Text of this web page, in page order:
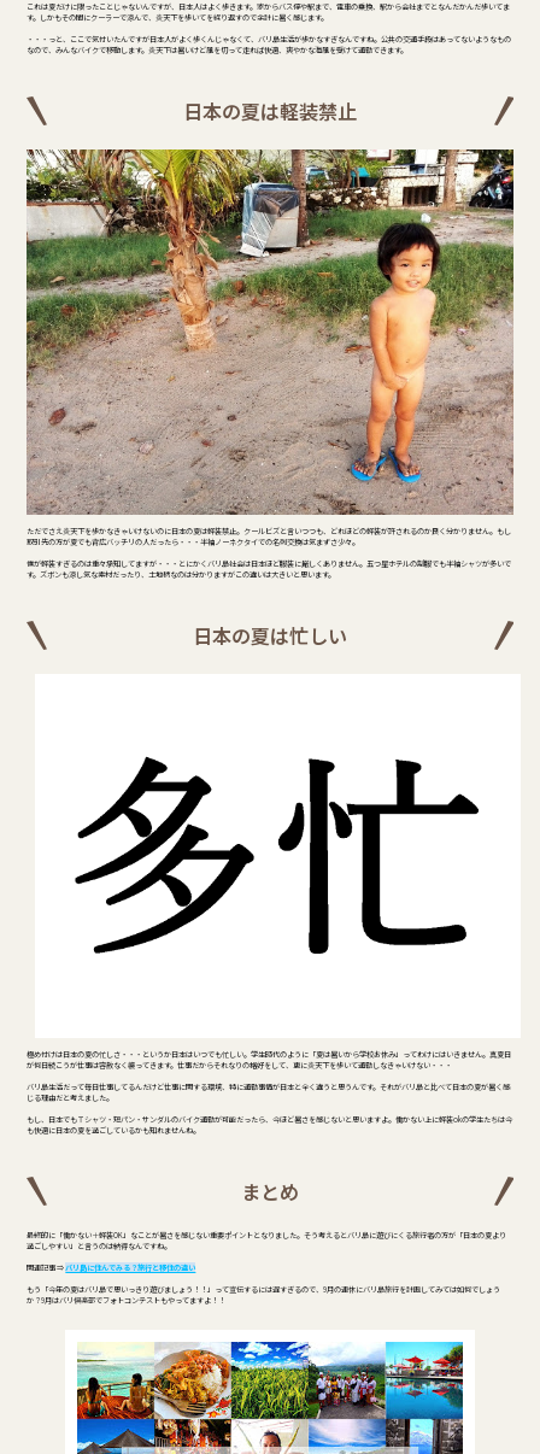
これは夏だけに限ったことじゃないんですが、日本人はよく歩きます。家からバス停や駅まで、電車の乗換、駅から会社までとなんだかんだ歩いてま
す。しかもその間にクーラーで涼んで、炎天下を歩いてを繰り返すので余計に暑く感じます。
・・・っと、ここで気付いたんですが日本人がよく歩くんじゃなくて、バリ島生活が歩かなすぎなんですね。公共の交通手段はあってないようなもの
なので、みんなバイクで移動します。炎天下は暑いけど風を切って走れば快適、爽やかな海風を受けて通勤できます。
日本の夏は軽装禁止
ただでさえ炎天下を歩かなきゃいけないのに日本の夏は軽装禁止。クールビズと言いつつも、どれほどの軽装が許されるのか良く分かりません。もし
取引先の方が夏でも背広バッチリの人だったら・・・半袖ノーネクタイでの名刺交換は気まずさ少々。
僕が軽装すぎるのは重々承知してますが・・・とにかくバリ島社会は日本ほど服装に厳しくありません。五つ星ホテルの制服でも半袖シャツが多いで
す。ズボンも涼し気な素材だったり、土地柄なのは分かりますがこの違いは大きいと思います。
日本の夏は忙しい
極め付けは日本の夏の忙しさ・・・というか日本はいつでも忙しい。学生時代のように「夏は暑いから学校お休み」ってわけにはいきません。真夏日
が何日続こうが仕事は容赦なく襲ってきます。仕事だからそれなりの格好をして、更に炎天下を歩いて通勤しなきゃいけない・・・
バリ島生活だって毎日仕事してるんだけど仕事に関する環境、特に通勤事情が日本と全く違うと思うんです。それがバリ島と比べて日本の夏が暑く感
じる理由だと考えました。
もし、日本でもＴシャツ・短パン・サンダルのバイク通勤が可能だったら、今ほど暑さを感じないと思いますよ。働かない上に軽装okの学生たちは今
も快適に日本の夏を過ごしているかも知れませんね。
まとめ
最終的に「働かない＋軽装OK」なことが暑さを感じない重要ポイントとなりました。そう考えるとバリ島に遊びにくる旅行者の方が「日本の夏より
過ごしやすい」と言うのは納得なんですね。
関連記事 ⇒バリ島に住んでみる？旅行と移住の違い
もう「今年の夏はバリ島で思いっきり遊びましょう！！」って宣伝するには遅すぎるので、9月の連休にバリ島旅行を計画してみては如何でしょう
か？9月はバリ倶楽部でフォトコンテストもやってますよ！！